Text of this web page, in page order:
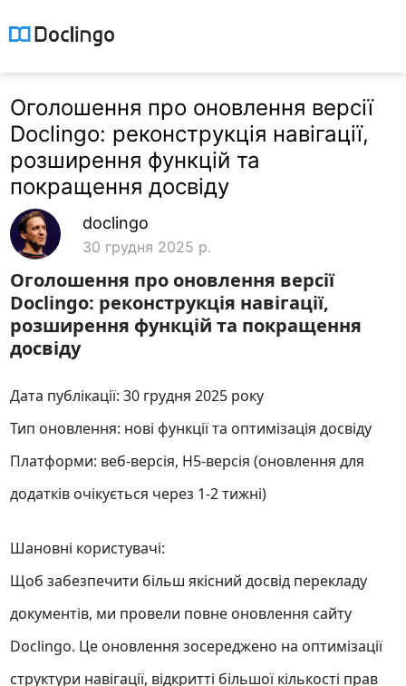
Оголошення про оновлення версії
Doclingo: реконструкція навігації,
розширення функцій та
покращення досвіду
doclingo
30 грудня 2025 р.
Оголошення про оновлення версії
Doclingo: реконструкція навігації,
розширення функцій та покращення
досвіду
Дата публікації: 30 грудня 2025 року
Тип оновлення: нові функції та оптимізація досвіду
Платформи: веб-версія, H5-версія (оновлення для
додатків очікується через 1-2 тижні)
Шановні користувачі:
Щоб забезпечити більш якісний досвід перекладу
документів, ми провели повне оновлення сайту
Doclingo. Це оновлення зосереджено на оптимізації
структури навігації, відкритті більшої кількості прав